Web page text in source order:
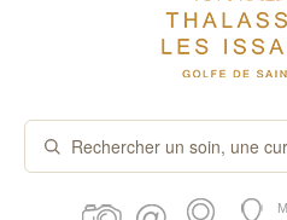
SOINS À LA CARTE
ABONNEMENTS
PROMOS